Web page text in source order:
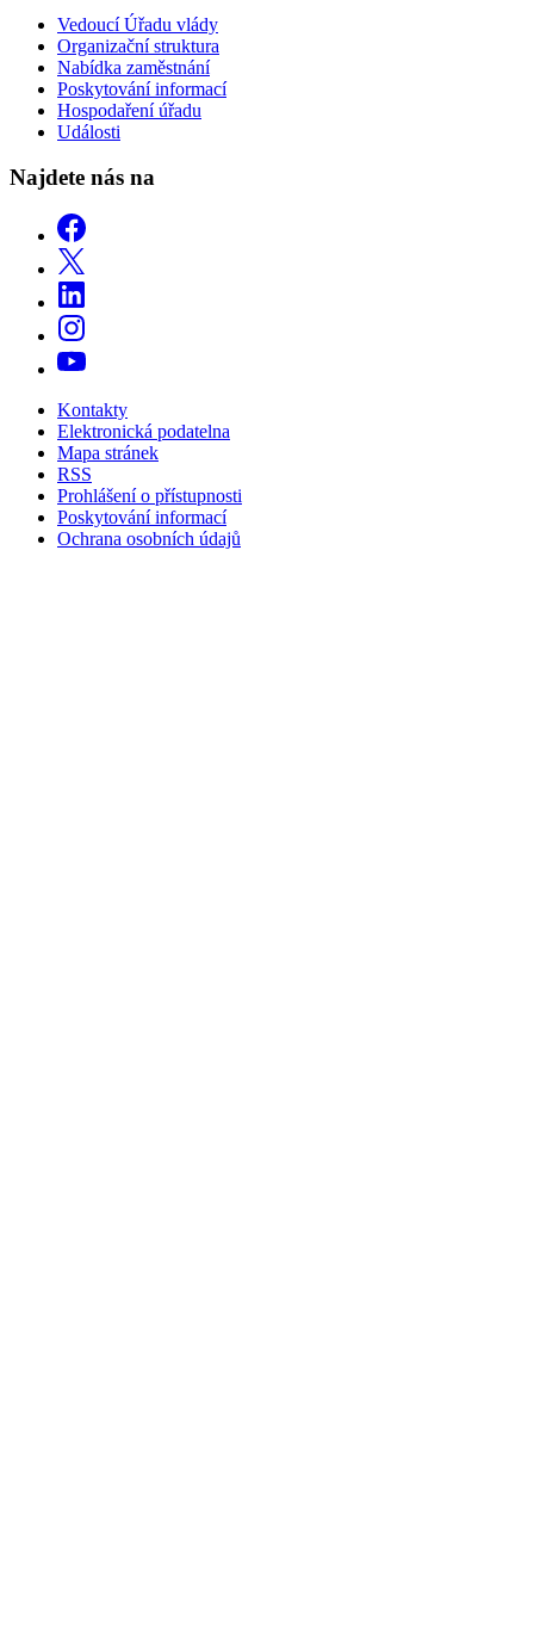
Vedoucí Úřadu vlády
Organizační struktura
Nabídka zaměstnání
Poskytování informací
Hospodaření úřadu
Události
Najdete nás na
Kontakty
Elektronická podatelna
Mapa stránek
RSS
Prohlášení o přístupnosti
Poskytování informací
Ochrana osobních údajů